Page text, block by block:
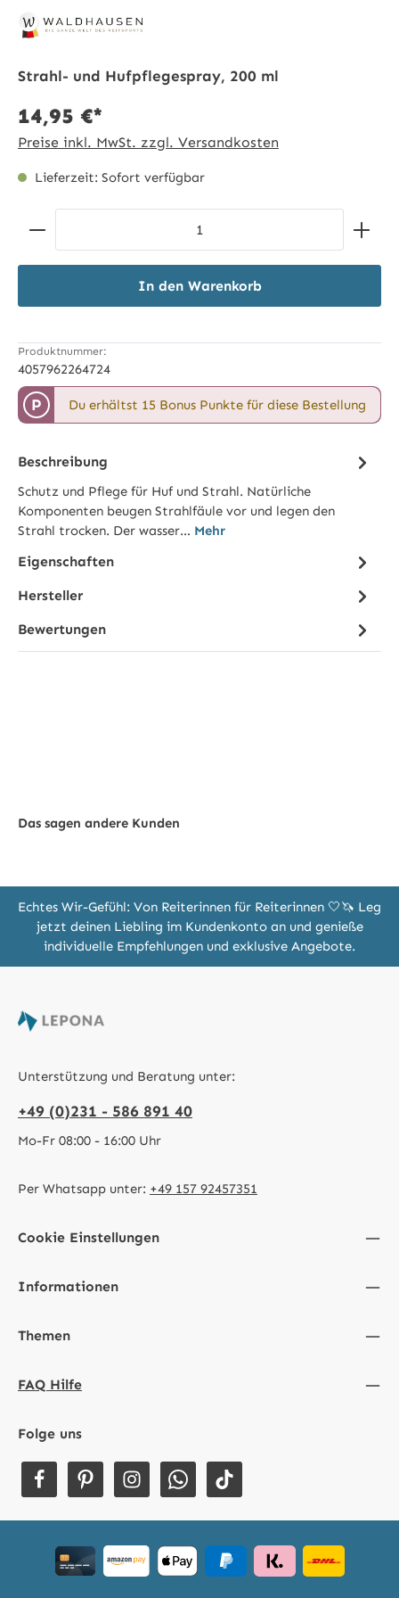
Strahl- und Hufpflegespray, 200 ml
14,95 €*
Preise inkl. MwSt. zzgl. Versandkosten
Lieferzeit: Sofort verfügbar
Produkt Anzahl: Gib den gewünschten Wert ein
In den Warenkorb
Produktnummer:
4057962264724
P Du erhältst 15 Bonus Punkte für diese Bestellung
Beschreibung
Schutz und Pflege für Huf und Strahl. Natürliche
Komponenten beugen Strahlfäule vor und legen den
Strahl trocken. Der wasser… Mehr
Eigenschaften
Hersteller
Bewertungen
Das sagen andere Kunden
Echtes Wir-Gefühl: Von Reiterinnen für Reiterinnen 🤍🦄 Leg
jetzt deinen Liebling im Kundenkonto an und genieße
individuelle Empfehlungen und exklusive Angebote.
Unterstützung und Beratung unter:
+49 (0)231 - 586 891 40
Mo-Fr 08:00 - 16:00 Uhr
Per Whatsapp unter: +49 157 92457351
Cookie Einstellungen
Informationen
Themen
FAQ Hilfe
Folge uns